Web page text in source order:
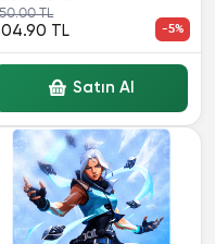
TL
TL -5%
Satın Al